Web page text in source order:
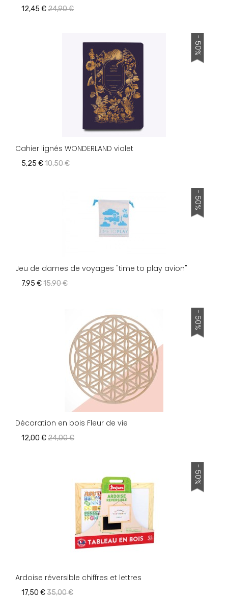
12,45 €24,90 €
- 50%
Cahier lignés WONDERLAND violet
5,25 €10,50 €
- 50%
Jeu de dames de voyages "time to play avion"
7,95 €15,90 €
- 50%
Décoration en bois Fleur de vie
12,00 €24,00 €
- 50%
Ardoise réversible chiffres et lettres
17,50 €35,00 €